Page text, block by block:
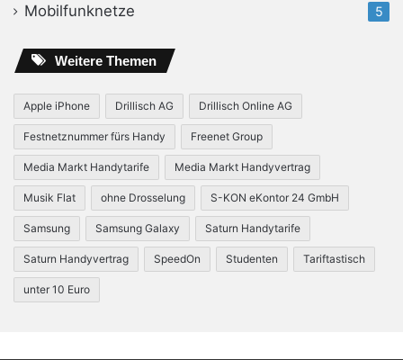
Mobilfunknetze 5
Weitere Themen
Apple iPhone Drillisch AG Drillisch Online AG
Festnetznummer fürs Handy Freenet Group
Media Markt Handytarife Media Markt Handyvertrag
Musik Flat ohne Drosselung S-KON eKontor 24 GmbH
Samsung Samsung Galaxy Saturn Handytarife
Saturn Handyvertrag SpeedOn Studenten Tariftastisch
unter 10 Euro